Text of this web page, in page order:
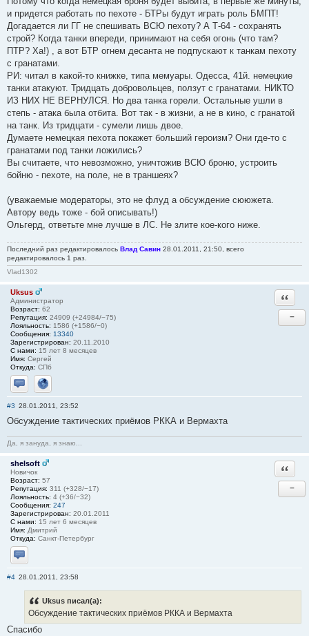
и придется работать по пехоте - БТРы будут играть роль БМПТ!
Догадается ли ГГ не спешивать ВСЮ пехоту? А Т-64 - сохранять
строй? Когда танки впереди, принимают на себя огонь (что там?
ПТР? Ха!) , а вот БТР огнем десанта не подпускают к танкам пехоту
с гранатами.
РИ: читал в какой-то книжке, типа мемуары. Одесса, 41й. немецкие
танки атакуют. Тридцать добровольцев, ползут с гранатами. НИКТО
ИЗ НИХ НЕ ВЕРНУЛСЯ. Но два танка горели. Остальные ушли в
степь - атака была отбита. Вот так - в жизни, а не в кино, с гранатой
на танк. Из тридцати - сумели лишь двое.
Думаете немецкая пехота покажет больший героизм? Они где-то с
гранатами под танки ложились?
Вы считаете, что невозможно, уничтожив ВСЮ броню, устроить
бойню - пехоте, на поле, не в траншеях?
(уважаемые модераторы, это не флуд а обсуждение сююжета.
Автору ведь тоже - бой описывать!)
Ольгерд, ответьте мне лучше в ЛС. Не злите кое-кого ниже.
Последний раз редактировалось Влад Савин 28.01.2011, 21:50, всего
редактировалось 1 раз.
Vlad1302
Uksus
Администратор
Возраст: 62
Репутация: 24909 (+24984/−75)
Лояльность: 1586 (+1586/−0)
Сообщения: 13340
Зарегистрирован: 20.11.2010
С нами: 15 лет 8 месяцев
Имя: Сергей
Откуда: СПб
Отправить личное сообщение
Сайт
−
#3 28.01.2011, 23:52
Обсуждение тактических приёмов РККА и Вермахта
Да, я зануда, я знаю...
shelsoft
Новичок
Возраст: 57
Репутация: 311 (+328/−17)
Лояльность: 4 (+36/−32)
Сообщения: 247
Зарегистрирован: 20.01.2011
С нами: 15 лет 6 месяцев
Имя: Дмитрий
Откуда: Санкт-Петербург
Отправить личное сообщение
−
#4 28.01.2011, 23:58
Uksus писал(а):
Обсуждение тактических приёмов РККА и Вермахта
Спасибо